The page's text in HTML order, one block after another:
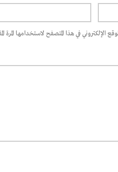
الإلكتروني في هذا المتصفح لاستخدامها المرة